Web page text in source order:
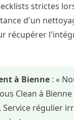
strictes
d'un
récupérer
à Bienne : «
Clean à
Service régulier